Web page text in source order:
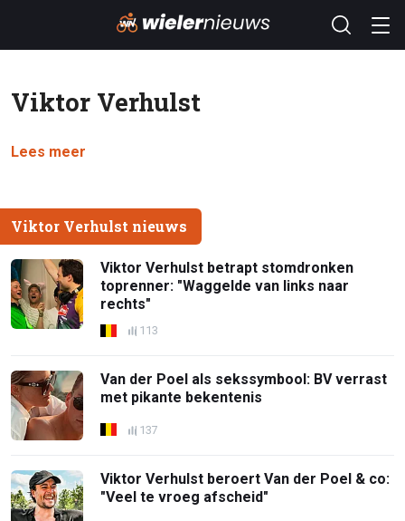
Viktor Verhulst
Lees meer
Viktor Verhulst nieuws
Viktor Verhulst betrapt stomdronken
toprenner: "Waggelde van links naar
rechts"
113
Van der Poel als sekssymbool: BV verrast
met pikante bekentenis
137
Viktor Verhulst beroert Van der Poel & co:
"Veel te vroeg afscheid"